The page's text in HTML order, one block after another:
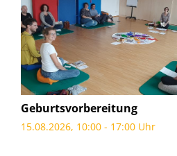
Geburtsvorbereitung
15.08.2026, 10:00 - 17:00 Uhr